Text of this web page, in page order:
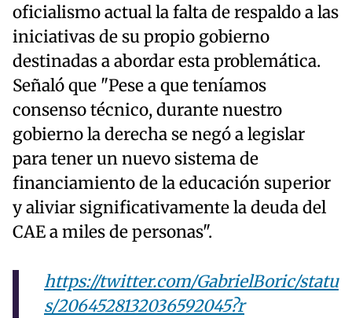
oficialismo actual la falta de respaldo a las
iniciativas de su propio gobierno
destinadas a abordar esta problemática.
Señaló que "Pese a que teníamos
consenso técnico, durante nuestro
gobierno la derecha se negó a legislar
para tener un nuevo sistema de
financiamiento de la educación superior
y aliviar significativamente la deuda del
CAE a miles de personas".
https://twitter.com/GabrielBoric/statu
s/2064528132036592045?r